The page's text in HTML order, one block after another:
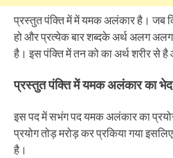
प्रस्तुत पंक्ति में में यमक अलंकार है। जब
हो और प्रत्येक बार शब्दके अर्थ अलग अलग
है। इस पंक्ति में तन को का अर्थ शरीर से
प्रस्तुत पंक्ति में यमक अलंकार का
इस पद में सभंग पद यमक अलंकार का
प्रयोग तोड़ मरोड़ कर प्रकिया गया
है।